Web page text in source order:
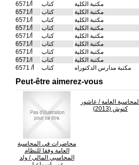
أ/6571
كتاب مكتبة الكلية
أ/6571
كتاب مكتبة الكلية
أ/6571
كتاب مكتبة الكلية
أ/6571
كتاب مكتبة الكلية
أ/6571
كتاب مكتبة الكلية
أ/6571
كتاب مكتبة الكلية
أ/6571
كتاب مكتبة الكلية
ا/6571
كتاب مكتبة الكلية
أ/ 6571
كتاب مكتبة مدارس الدكتوراه
Peut-être aimerez-vous
محاضرات في المحاسبة
العامة وفقا للنظام
المحاسبي المالي/ ولد
المحاسبة العامة/ عاشور
كتوش (2013)